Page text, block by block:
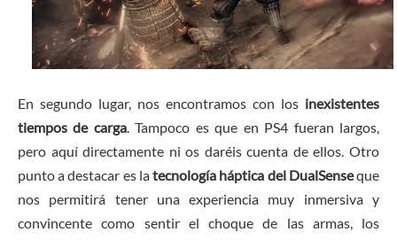
En segundo lugar, nos encontramos con los inexistentes
tiempos de carga. Tampoco es que en PS4 fueran largos,
pero aquí directamente ni os daréis cuenta de ellos. Otro
punto a destacar es latecnología háptica del DualSenseque
nos permitirá tener una experiencia muy inmersiva y
convincente como sentir el choque de las armas, los